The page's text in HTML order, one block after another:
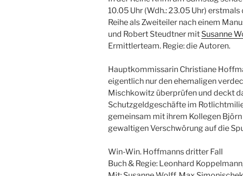
10.05 Uhr (Wdh.: 23.05 Uhr)
Reihe als Zweiteiler nach einem
und Robert Steudtner mit Susanne
Ermittlerteam. Regie: die Autoren.
Hauptkommissarin Christiane
eigentlich nur den ehemaligen
Mischkowitz überprüfen und deckt
Schutzgeldgeschäfte im
gemeinsam mit ihrem Kollegen
gewaltigen Verschwörung auf die
Win-Win. Hoffmanns dritter Fall
Buch & Regie: Leonhard